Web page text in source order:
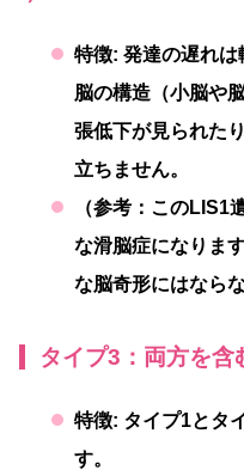
特徴: 発達の遅れは
脳の構造（小脳や
張低下が見られた
立ちません。
（参考：このLIS1
な滑脳症になりま
な脳奇形にはなら
タイプ3：両方を含
特徴: タイプ1とタ
す。